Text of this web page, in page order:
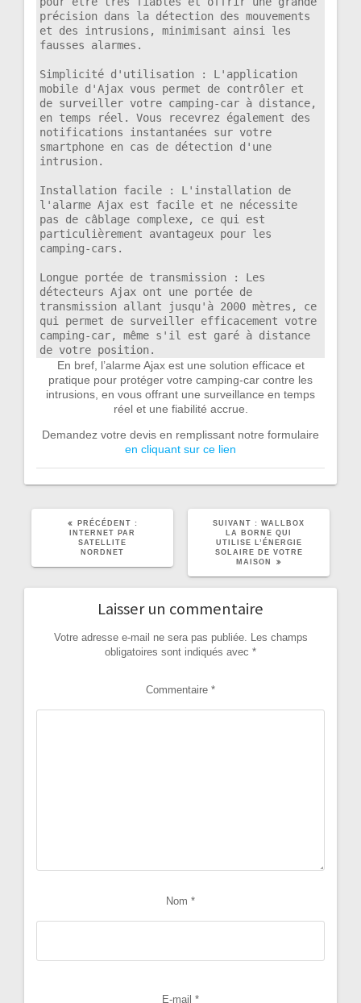
précision dans la détection des mouvements
et des intrusions, minimisant ainsi les
fausses alarmes.
Simplicité d'utilisation : L'application
mobile d'Ajax vous permet de contrôler et
de surveiller votre camping-car à distance,
en temps réel. Vous recevrez également des
notifications instantanées sur votre
smartphone en cas de détection d'une
intrusion.
Installation facile : L'installation de
l'alarme Ajax est facile et ne nécessite
pas de câblage complexe, ce qui est
particulièrement avantageux pour les
camping-cars.
Longue portée de transmission : Les
détecteurs Ajax ont une portée de
transmission allant jusqu'à 2000 mètres, ce
qui permet de surveiller efficacement votre
camping-car, même s'il est garé à distance
de votre position.
En bref, l’alarme Ajax est une solution efficace et
pratique pour protéger votre camping-car contre les
intrusions, en vous offrant une surveillance en temps
réel et une fiabilité accrue.
Demandez votre devis en remplissant notre formulaire
en cliquant sur ce lien
PRÉCÉDENT :
INTERNET PAR
SATELLITE
NORDNET
SUIVANT : ARTICLE
SUIVANT
:
WALLBOX
LA BORNE QUI
UTILISE L’ÉNERGIE
SOLAIRE DE VOTRE
MAISON
Laisser un commentaire
Votre adresse e-mail ne sera pas publiée. Les champs
obligatoires sont indiqués avec *
Commentaire *
Nom *
E-mail *